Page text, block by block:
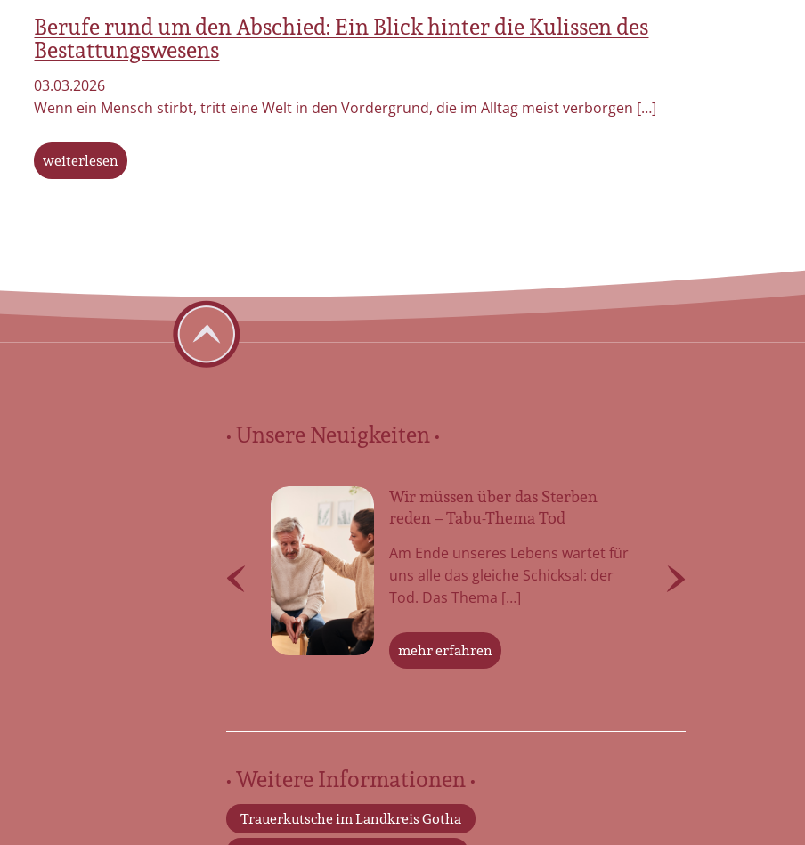
Berufe rund um den Abschied: Ein Blick hinter die Kulissen des
Bestattungswesens
03.03.2026
Wenn ein Mensch stirbt, tritt eine Welt in den Vordergrund, die im Alltag meist verborgen […]
weiterlesen
• Unsere Neuigkeiten •
pietätvolle Bestattungen Gehen Sie
den Weg des Abschieds nicht allein –
Wir müssen über das Sterben
reden – Tabu-Thema Tod
Am Ende unseres Lebens wartet für
uns alle das gleiche Schicksal: der
Tod. Das Thema […]
mehr erfahren
• Weitere Informationen •
Trauerkutsche im Landkreis Gotha